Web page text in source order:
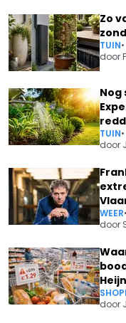
Zo
TUIN•
door
Nog
TUIN•
door
WEER•
door
door